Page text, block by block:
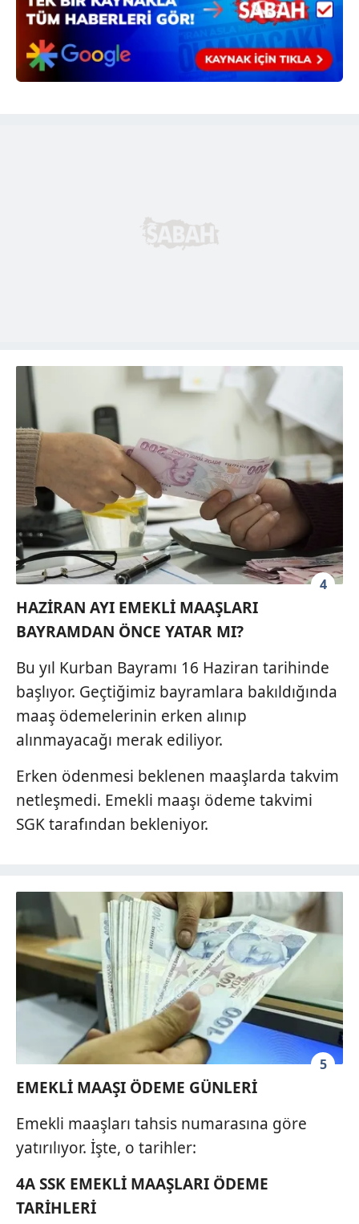
reklam/pazarlama faaliyetlerinin yapılması, amaçlarıyla
sınırlı olarak açık rızanız dahilinde kullanılacaktır.
Çerezlere ilişkin tercihlerinizi aşağıda yer alan panel
vasıtasıyla belirleyebilirsiniz. Çerezlere ilişkin detaylı bilgi
tıklayınız
4
HAZİRAN AYI EMEKLİ MAAŞLARI
BAYRAMDAN ÖNCE YATAR MI?
Bu yıl Kurban Bayramı 16 Haziran tarihinde
başlıyor. Geçtiğimiz bayramlara bakıldığında
maaş ödemelerinin erken alınıp
alınmayacağı merak ediliyor.
Erken ödenmesi beklenen maaşlarda takvim
netleşmedi. Emekli maaşı ödeme takvimi
SGK tarafından bekleniyor.
5
EMEKLİ MAAŞI ÖDEME GÜNLERİ
Emekli maaşları tahsis numarasına göre
yatırılıyor. İşte, o tarihler:
4A SSK EMEKLİ MAAŞLARI ÖDEME
TARİHLERİ